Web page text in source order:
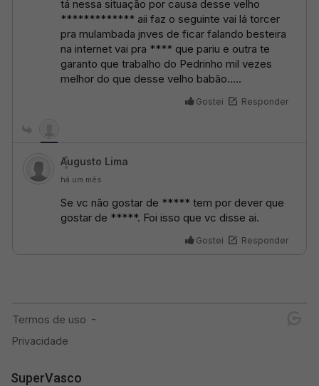
SuperVasco